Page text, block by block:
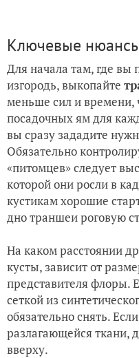
Ключевые
Для начала там, где вы
изгородь, выкопайте
меньше сил и времени,
посадочных ям для
вы сразу зададите
Обязательно
«питомцев» следует
которой они росли в
кустикам хорошие
дно траншеи роговую
На каком расстоянии
кусты, зависит от
представителя флоры.
сеткой из
обязательно снять.
разлагающейся ткани,
вверху.